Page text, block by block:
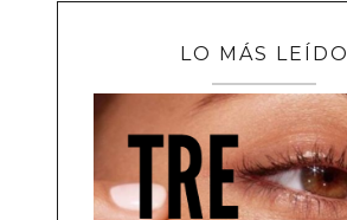
LO MÁS LEÍDO